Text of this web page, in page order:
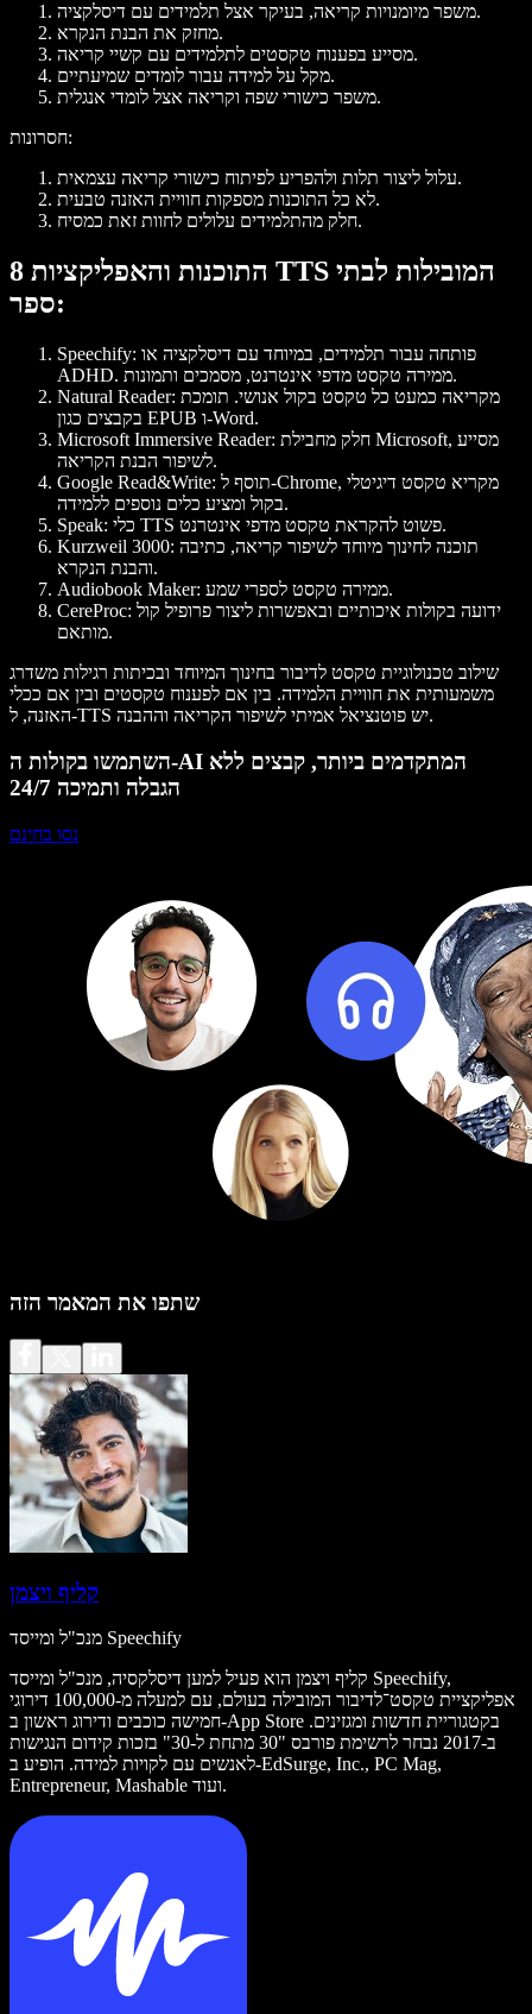
משפר מיומנויות קריאה, בעיקר אצל תלמידים עם דיסלקציה.
מחזק את הבנת הנקרא.
מסייע בפענוח טקסטים לתלמידים עם קשיי קריאה.
מקל על למידה עבור לומדים שמיעתיים.
משפר כישורי שפה וקריאה אצל לומדי אנגלית.
חסרונות:
עלול ליצור תלות ולהפריע לפיתוח כישורי קריאה עצמאית.
לא כל התוכנות מספקות חוויית האזנה טבעית.
חלק מהתלמידים עלולים לחוות זאת כמסיח.
8 התוכנות והאפליקציות TTS המובילות לבתי
ספר:
Speechify: פותחה עבור תלמידים, במיוחד עם דיסלקציה או
ADHD. ממירה טקסט מדפי אינטרנט, מסמכים ותמונות.
Natural Reader: מקריאה כמעט כל טקסט בקול אנושי. תומכת
בקבצים כגון EPUB ו-Word.
Microsoft Immersive Reader: חלק מחבילת Microsoft, מסייע
לשיפור הבנת הקריאה.
Google Read&Write: תוסף ל-Chrome, מקריא טקסט דיגיטלי
בקול ומציע כלים נוספים ללמידה.
Speak
: כלי TTS פשוט להקראת טקסט מדפי אינטרנט.
Kurzweil 3000: תוכנה לחינוך מיוחד לשיפור קריאה, כתיבה
והבנת הנקרא.
Audiobook Maker
: ממירה טקסט לספרי שמע.
CereProc: ידועה בקולות איכותיים ובאפשרות ליצור פרופיל קול
מותאם.
שילוב טכנולוגיית טקסט לדיבור בחינוך המיוחד ובכיתות רגילות משדרג
משמעותית את חוויית הלמידה. בין אם לפענוח טקסטים ובין אם ככלי
האזנה, ל-TTS יש פוטנציאל אמיתי לשיפור הקריאה וההבנה.
השתמשו בקולות ה-AI המתקדמים ביותר, קבצים ללא
הגבלה ותמיכה 24/7
נסו בחינם
שתפו את המאמר הזה
קליף ויצמן
מנכ"ל ומייסד Speechify
קליף ויצמן הוא פעיל למען דיסלקסיה, מנכ"ל ומייסד Speechify,
אפליקציית טקסט־לדיבור המובילה בעולם, עם למעלה מ-100,000 דירוגי
חמישה כוכבים ודירוג ראשון ב-App Store בקטגוריית חדשות ומגזינים.
ב-2017 נבחר לרשימת פורבס "30 מתחת ל-30" בזכות קידום הנגישות
לאנשים עם לקויות למידה. הופיע ב-EdSurge, Inc., PC Mag,
Entrepreneur, Mashable ועוד.